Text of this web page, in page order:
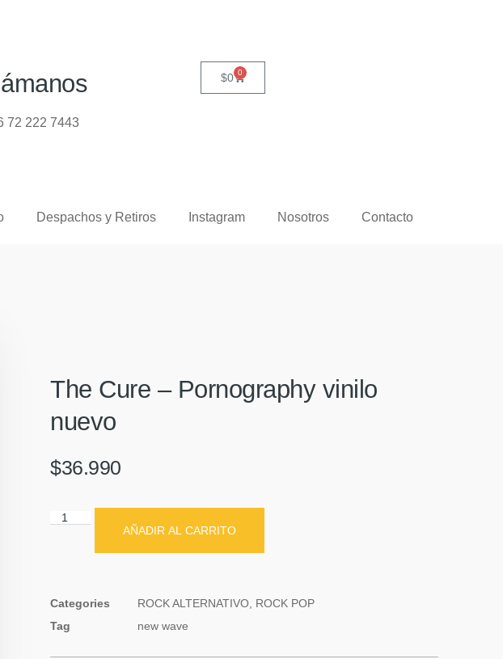
72 222 7443
$0 0
Despachos y Retiros Instagram Nosotros Contacto
The Cure – Pornography vinilo
nuevo
$36.990
AÑADIR AL CARRITO
Categories ROCK ALTERNATIVO, ROCK POP
Tag
new wave